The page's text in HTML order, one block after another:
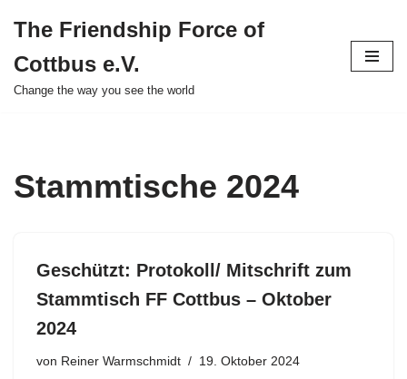
Inhalt
springen
The Friendship Force of
Cottbus e.V.
Change the way you see the world
Stammtische 2024
Geschützt: Protokoll/ Mitschrift zum
Stammtisch FF Cottbus – Oktober
2024
von Reiner Warmschmidt 19. Oktober 2024